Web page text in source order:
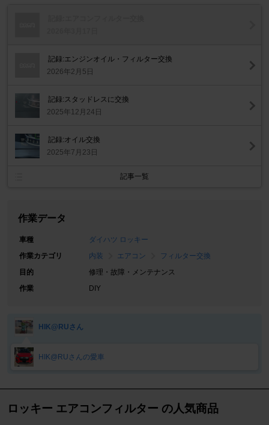
記録:エンジンオイル・フィルター交換
2026年2月5日
記録:スタッドレスに交換
2025年12月24日
記録:オイル交換
2025年7月23日
記事一覧
作業データ
車種
ダイハツ ロッキー
作業カテゴリ
内装 エアコン
フィルター交換
目的
修理・故障・メンテナンス
作業
DIY
HIK@RUさん
HIK@RUさんの愛車
ロッキー エアコンフィルター の人気商品